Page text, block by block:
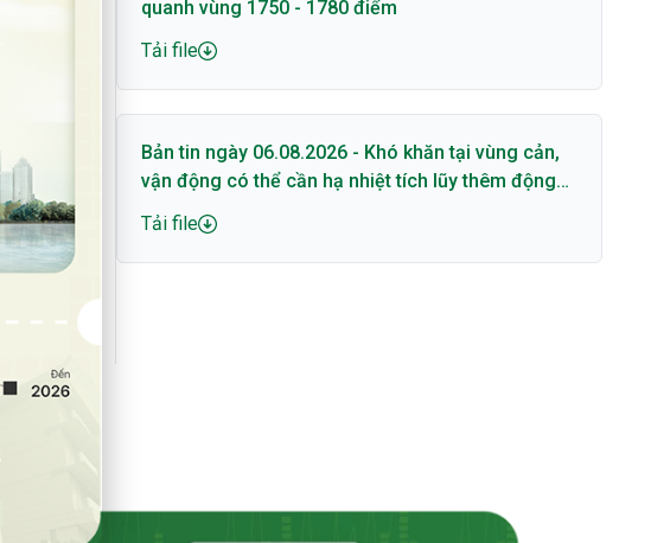
quanh vùng 1750 - 1780 điểm
Tải file
Bản tin ngày 06.08.2026 - Khó khăn tại vùng cản,
vận động có thể cần hạ nhiệt tích lũy thêm động
lượng
Tải file